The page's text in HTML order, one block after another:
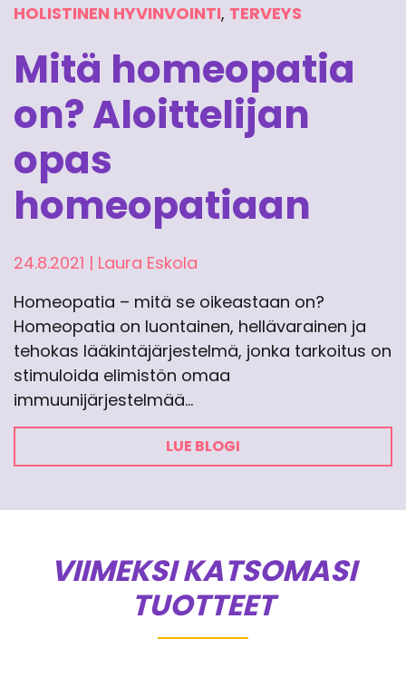
HOLISTINEN HYVINVOINTI, TERVEYS
Mitä homeopatia
on? Aloittelijan
opas
homeopatiaan
24.8.2021 | Laura Eskola
Homeopatia – mitä se oikeastaan on?
Homeopatia on luontainen, hellävarainen ja
tehokas lääkintäjärjestelmä, jonka tarkoitus on
stimuloida elimistön omaa
immuunijärjestelmää…
LUE BLOGI
VIIMEKSI KATSOMASI
TUOTTEET